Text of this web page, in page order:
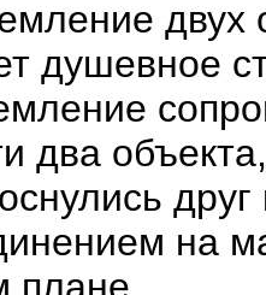
двух
душевное
два
на